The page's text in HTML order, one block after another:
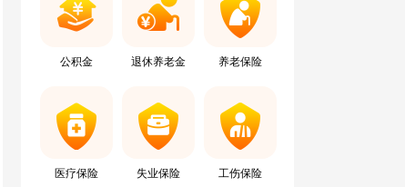
公积金 退休养老金 养老保险
医疗保险 失业保险 工伤保险